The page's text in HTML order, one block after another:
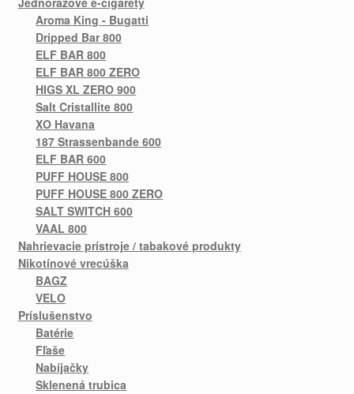
Aroma King - Bugatti
Dripped Bar 800
ELF BAR 800
ELF BAR 800 ZERO
HIGS XL ZERO 900
Salt Cristallite 800
XO Havana
187 Strassenbande 600
ELF BAR 600
PUFF HOUSE 800
PUFF HOUSE 800 ZERO
SALT SWITCH 600
VAAL 800
Nahrievacie prístroje / tabakové produkty
Nikotínové vrecúška
BAGZ
VELO
Príslušenstvo
Batérie
Fľaše
Nabíjačky
Sklenená trubica